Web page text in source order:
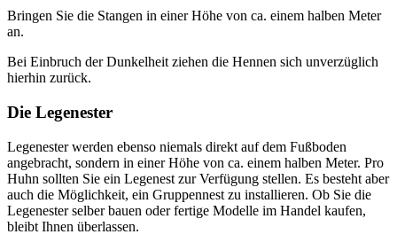
Bringen Sie die Stangen in einer Höhe von ca. einem halben Meter
an.
Bei Einbruch der Dunkelheit ziehen die Hennen sich unverzüglich
hierhin zurück.
Die Legenester
Legenester werden ebenso niemals direkt auf dem Fußboden
angebracht, sondern in einer Höhe von ca. einem halben Meter. Pro
Huhn sollten Sie ein Legenest zur Verfügung stellen. Es besteht aber
auch die Möglichkeit, ein Gruppennest zu installieren. Ob Sie die
Legenester selber bauen oder fertige Modelle im Handel kaufen,
bleibt Ihnen überlassen.